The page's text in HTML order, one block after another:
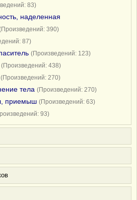
83)
наделенная
390)
87)
(Произведений: 123)
(Произведений: 438)
(Произведений: 270)
тела (Произведений: 270)
приемыш (Произведений: 63)
93)